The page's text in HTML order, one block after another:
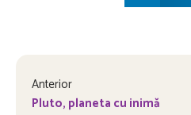
Anterior
Pluto, planeta cu inimă